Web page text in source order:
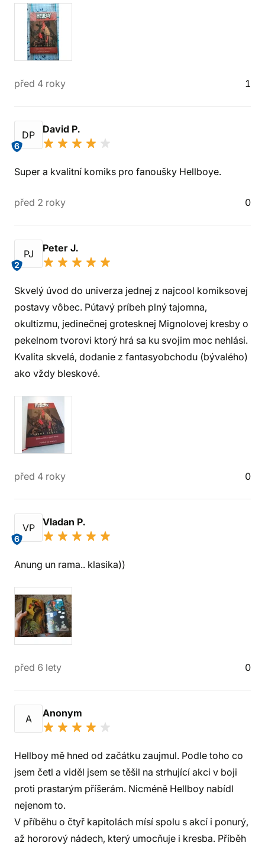
před 4 roky 1
DP
6
David P.
Super a kvalitní komiks pro fanoušky Hellboye.
před 2 roky 0
PJ
2
Peter J.
Skvelý úvod do univerza jednej z najcool komiksovej
postavy vôbec. Pútavý príbeh plný tajomna,
okultizmu, jedinečnej grotesknej Mignolovej kresby o
pekelnom tvorovi ktorý hrá sa ku svojim moc nehlási.
Kvalita skvelá, dodanie z fantasyobchodu (bývalého)
ako vždy bleskové.
před 4 roky 0
VP
6
Vladan P.
Anung un rama.. klasika))
před 6 lety 0
A Anonym
Hellboy mě hned od začátku zaujmul. Podle toho co
jsem četl a viděl jsem se těšil na strhující akci v boji
proti prastarým příšerám. Nicméně Hellboy nabídl
nejenom to.
V příběhu o čtyř kapitolách mísí spolu s akcí i ponurý,
až hororový nádech, který umocňuje i kresba. Příběh